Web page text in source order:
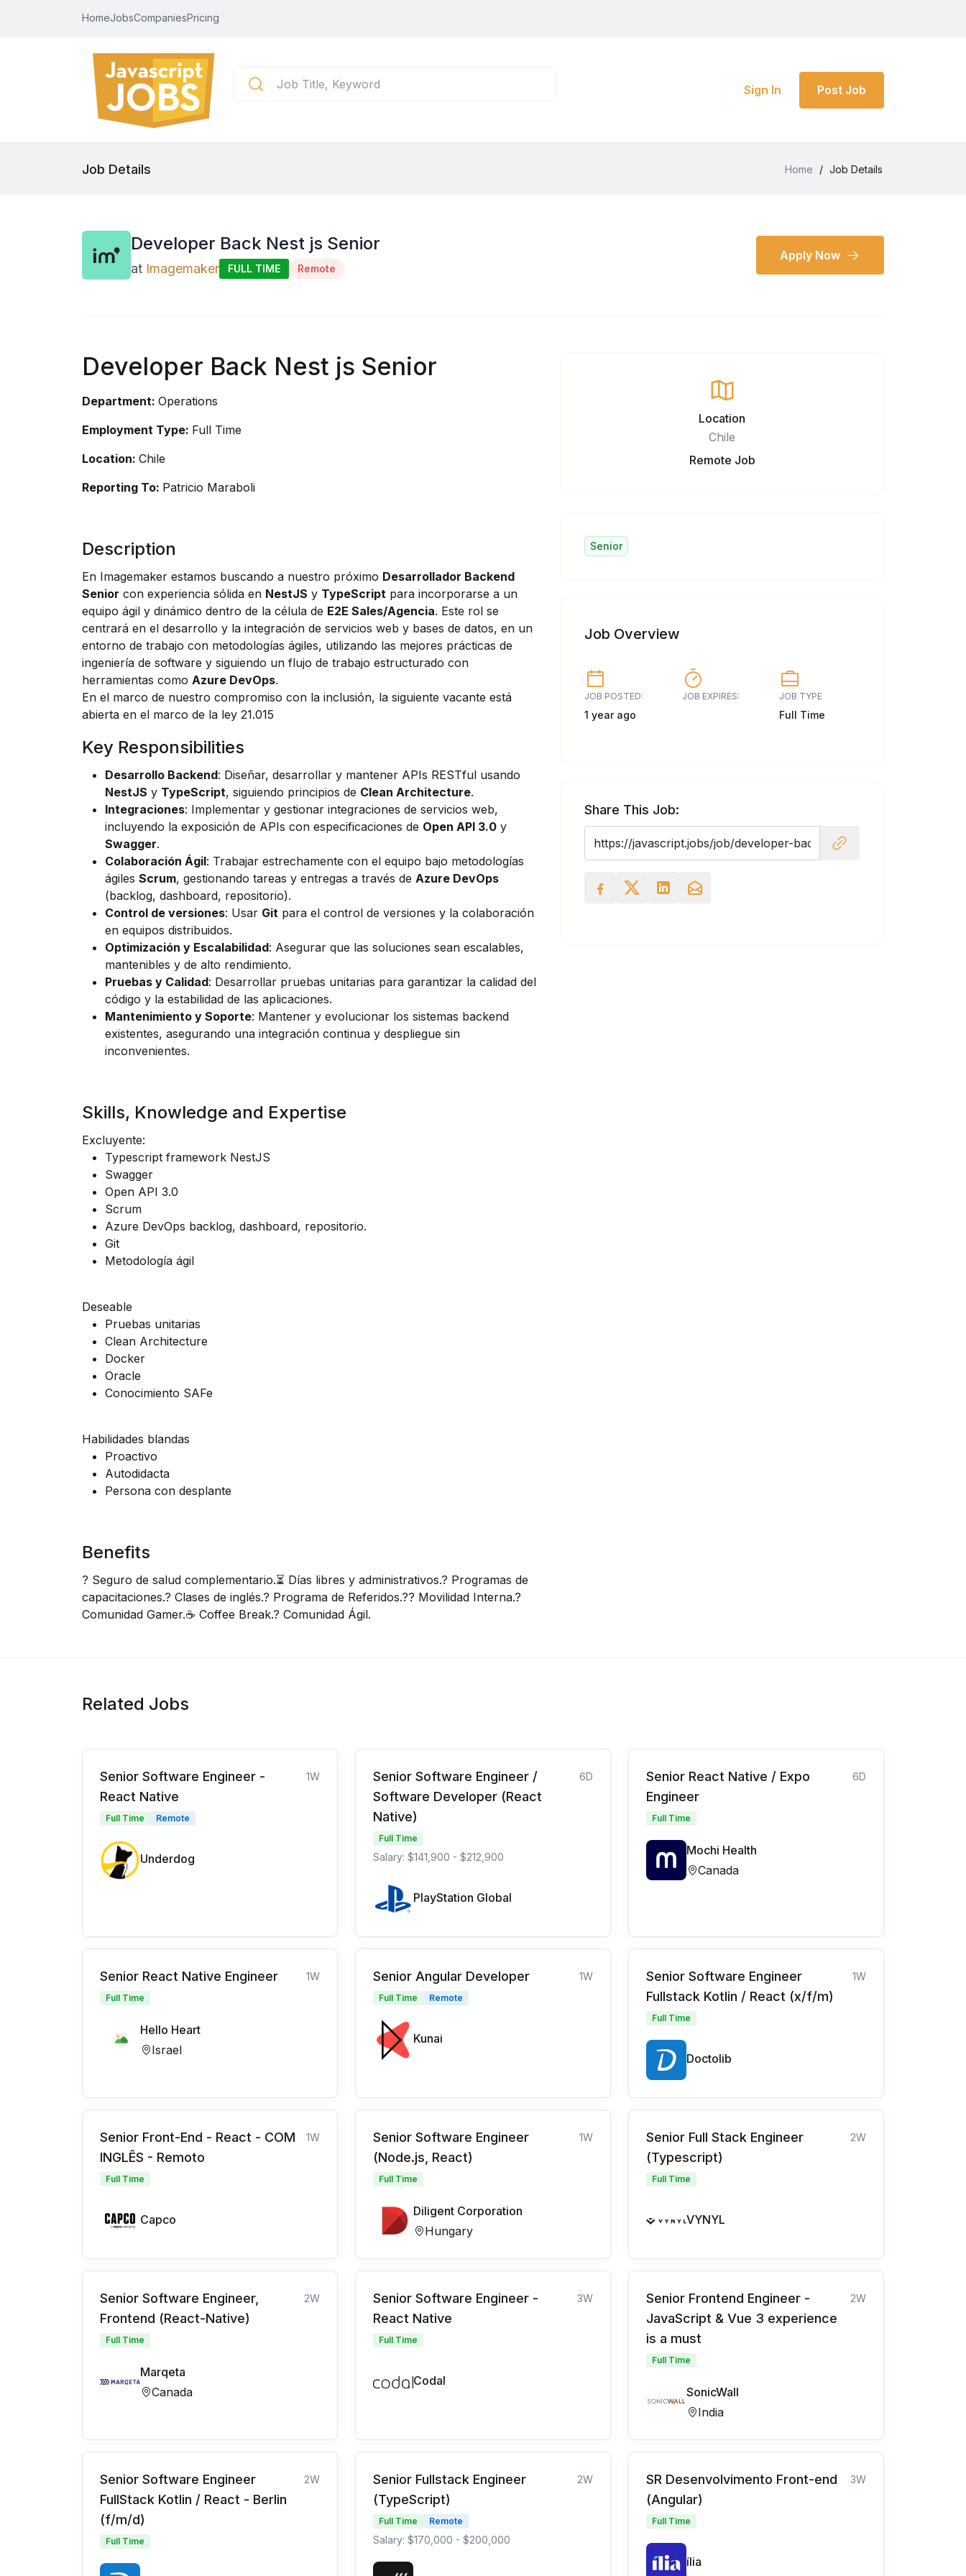
HomeJobsCompaniesPricing
Sign In Post Job
Job Details Home / Job Details
Developer Back Nest js Senior
at Imagemaker FULL TIME Remote
Apply Now
Developer Back Nest js Senior
Department: Operations
Employment Type: Full Time
Location: Chile
Reporting To: Patricio Maraboli
Description
En Imagemaker estamos buscando a nuestro próximo Desarrollador Backend
Senior con experiencia sólida en NestJS y TypeScript para incorporarse a un
equipo ágil y dinámico dentro de la célula de E2E Sales/Agencia. Este rol se
centrará en el desarrollo y la integración de servicios web y bases de datos, en un
entorno de trabajo con metodologías ágiles, utilizando las mejores prácticas de
ingeniería de software y siguiendo un flujo de trabajo estructurado con
herramientas como Azure DevOps.
En el marco de nuestro compromiso con la inclusión, la siguiente vacante está
abierta en el marco de la ley 21.015
Key Responsibilities
Desarrollo Backend: Diseñar, desarrollar y mantener APIs RESTful usando
NestJS y TypeScript, siguiendo principios de Clean Architecture.
Integraciones: Implementar y gestionar integraciones de servicios web,
incluyendo la exposición de APIs con especificaciones de Open API 3.0 y
Swagger.
Colaboración Ágil: Trabajar estrechamente con el equipo bajo metodologías
ágiles Scrum, gestionando tareas y entregas a través de Azure DevOps
(backlog, dashboard, repositorio).
Control de versiones: Usar Git para el control de versiones y la colaboración
en equipos distribuidos.
Optimización y Escalabilidad: Asegurar que las soluciones sean escalables,
mantenibles y de alto rendimiento.
Pruebas y Calidad: Desarrollar pruebas unitarias para garantizar la calidad del
código y la estabilidad de las aplicaciones.
Mantenimiento y Soporte: Mantener y evolucionar los sistemas backend
existentes, asegurando una integración continua y despliegue sin
inconvenientes.
Skills, Knowledge and Expertise
Excluyente:
Typescript framework NestJS
Swagger
Open API 3.0
Scrum
Azure DevOps backlog, dashboard, repositorio.
Git
Metodología ágil
Deseable
Pruebas unitarias
Clean Architecture
Docker
Oracle
Conocimiento SAFe
Habilidades blandas
Proactivo
Autodidacta
Persona con desplante
Benefits
? Seguro de salud complementario.⏳ Días libres y administrativos.? Programas de
capacitaciones.? Clases de inglés.? Programa de Referidos.?? Movilidad Interna.?
Comunidad Gamer.☕️ Coffee Break.? Comunidad Ágil.
Location
Chile
Remote Job
Senior
Job Overview
JOB POSTED:
1 year ago
JOB EXPIRES: JOB TYPE
Full Time
Share This Job:
Related Jobs
Senior Software Engineer -
React Native
1W
Full Time Remote
Underdog
Senior Software Engineer /
Software Developer (React
Native)
6D
Full Time
Salary: $141,900 - $212,900
PlayStation Global
Senior React Native / Expo
Engineer
6D
Full Time
Mochi Health
Canada
Senior React Native Engineer 1W
Full Time
Hello Heart
Israel
Senior Angular Developer 1W
Full Time Remote
Kunai
Senior Software Engineer
Fullstack Kotlin / React (x/f/m)
1W
Full Time
Doctolib
Senior Front-End - React - COM
INGLÊS - Remoto
1W
Full Time
Capco
Senior Software Engineer
(Node.js, React)
1W
Full Time
Diligent Corporation
Hungary
Senior Full Stack Engineer
(Typescript)
2W
Full Time
VYNYL
Senior Software Engineer,
Frontend (React-Native)
2W
Full Time
Marqeta
Canada
Senior Software Engineer -
React Native
3W
Full Time
Codal
Senior Frontend Engineer -
JavaScript & Vue 3 experience
is a must
2W
Full Time
SonicWall
India
Senior Software Engineer
FullStack Kotlin / React - Berlin
(f/m/d)
2W
Full Time
Senior Fullstack Engineer
(TypeScript)
2W
Full Time Remote
Salary: $170,000 - $200,000
SR Desenvolvimento Front-end
(Angular)
3W
Full Time
ília